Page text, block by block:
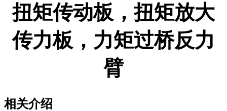
扭矩传动板，扭矩放大
传力板，力矩过桥反力
臂
相关介绍